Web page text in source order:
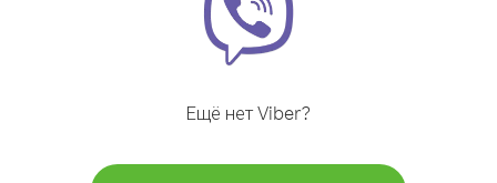
Ещё нет Viber?